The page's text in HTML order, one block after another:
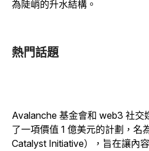
為陡峭的升水結構。
熱門話題
Avalanche 基金會和 web3 社交
了一項價值 1 億美元的計劃，名
Catalyst Initiative），旨在讓內